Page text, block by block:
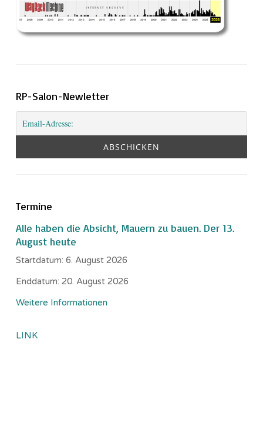
RP-Salon-Newletter
Termine
Alle haben die Absicht, Mauern zu bauen. Der 13.
August heute
Startdatum: 6. August 2026
Enddatum: 20. August 2026
Weitere Informationen
LINK